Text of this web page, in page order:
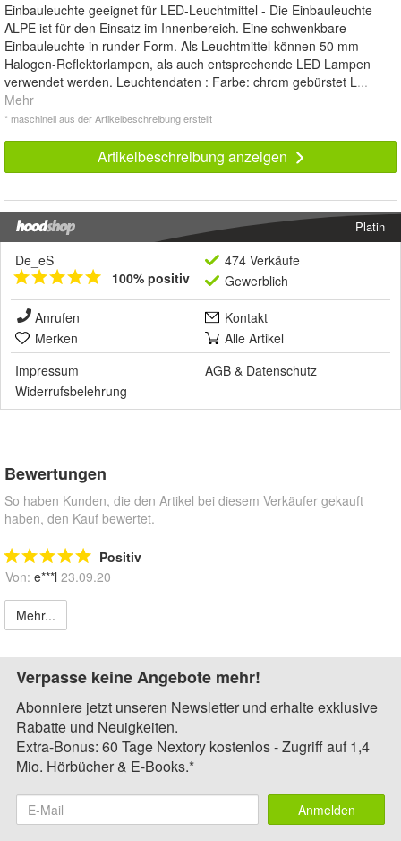
Einbauleuchte geeignet für LED-Leuchtmittel - Die Einbauleuchte
ALPE ist für den Einsatz im Innenbereich. Eine schwenkbare
Einbauleuchte in runder Form. Als Leuchtmittel können 50 mm
Halogen-Reflektorlampen, als auch entsprechende LED Lampen
verwendet werden. Leuchtendaten : Farbe: chrom gebürstet L...
Mehr
* maschinell aus der Artikelbeschreibung erstellt
Artikelbeschreibung anzeigen
Platin
De_eS
100% positiv
474 Verkäufe
Gewerblich
Anrufen
Kontakt
Merken
Alle Artikel
Impressum
AGB & Datenschutz
Widerrufsbelehrung
Bewertungen
So haben Kunden, die den Artikel bei diesem Verkäufer gekauft
haben, den Kauf bewertet.
Positiv
Von: e***l 23.09.20
Mehr...
Verpasse keine Angebote mehr!
Abonniere jetzt unseren Newsletter und erhalte exklusive
Rabatte und Neuigkeiten.
Extra-Bonus: 60 Tage Nextory kostenlos - Zugriff auf 1,4
Mio. Hörbücher & E-Books.*
Anmelden